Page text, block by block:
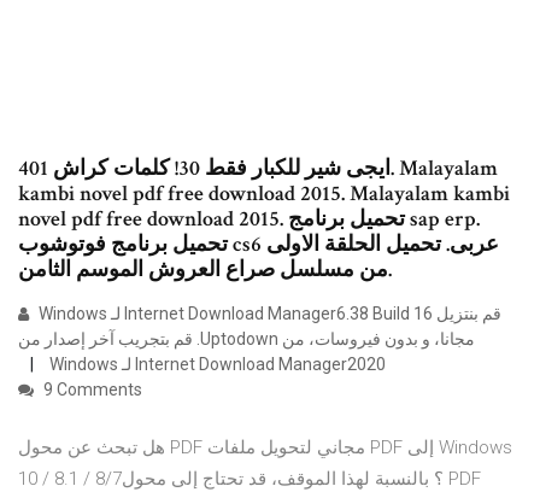
ايجى شير للكبار فقط 30! كلمات كراش 401. Malayalam
kambi novel pdf free download 2015. Malayalam kambi
novel pdf free download 2015. تحميل برنامج sap erp.
تحميل برنامج فوتوشوب cs6 عربى. تحميل الحلقة الاولى
من مسلسل صراع العروش الموسم الثامن.
مجانا، و بدون فيروسات، من Uptodown. قم بتجريب آخر إصدار من
Internet Download Manager2020 لـ Windows
9 Comments
هل تبحث عن محول PDF مجاني لتحويل ملفات PDF إلى Windows
10 / 8.1 / 8/7؟ بالنسبة لهذا الموقف، قد تحتاج إلى محول PDF